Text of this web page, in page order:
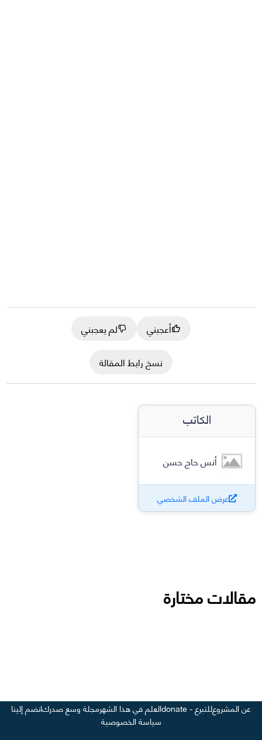
أعجبني
لم يعجبني
نسخ رابط المقالة
الكاتب
أنس حاج حسن
عرض الملف الشخصي
مقالات مختارة
عن المشروعللتبرع - donate العلم في هذا الشهرمجلة وسع صدركانضم إلينا
سياسة الخصوصية